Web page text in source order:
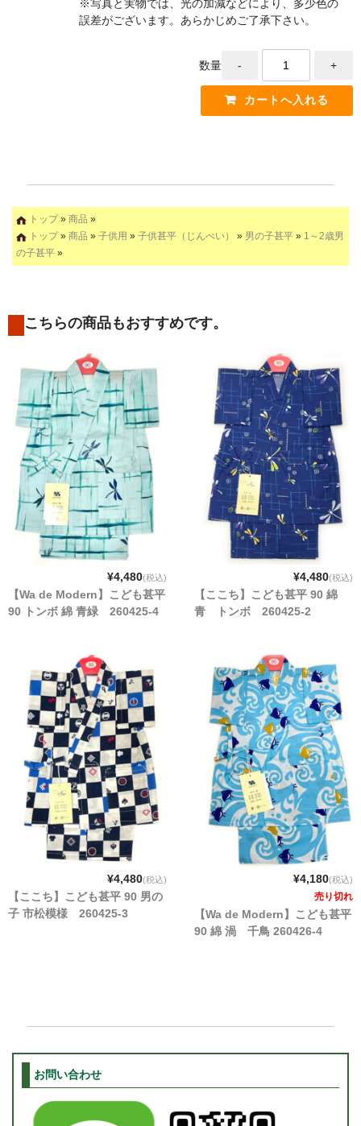
※写真と実物では、光の加減などにより、多少色の
誤差がございます。あらかじめご了承下さい。
数量
トップ» 商品 »
トップ» 商品 » 子供用 » 子供甚平（じんべい） » 男の子甚平 » 1～2歳男
の子甚平 »
こちらの商品もおすすめです。
¥4,480(税込)
【Wa de Modern】こども甚平
90 トンボ 綿 青緑 260425-4
¥4,480(税込)
【ここち】こども甚平 90 綿
青 トンボ 260425-2
¥4,480(税込)
【ここち】こども甚平 90 男の
子 市松模様 260425-3
¥4,180(税込)
売り切れ
【Wa de Modern】こども甚平
90 綿 渦 千鳥 260426-4
お問い合わせ